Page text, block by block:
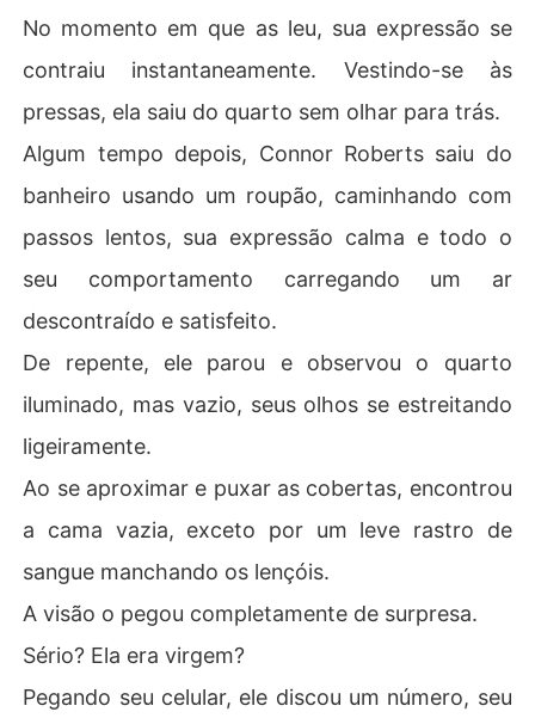
No momento em que as leu, sua expressão se
contraiu instantaneamente. Vestindo-se às
pressas, ela saiu do quarto sem olhar para trás.
Algum tempo depois, Connor Roberts saiu do
banheiro usando um roupão, caminhando com
passos lentos, sua expressão calma e todo o
seu comportamento carregando um ar
descontraído e satisfeito.
De repente, ele parou e observou o quarto
iluminado, mas vazio, seus olhos se estreitando
ligeiramente.
Ao se aproximar e puxar as cobertas, encontrou
a cama vazia, exceto por um leve rastro de
sangue manchando os lençóis.
A visão o pegou completamente de surpresa.
Sério? Ela era virgem?
Pegando seu celular, ele discou um número, seu